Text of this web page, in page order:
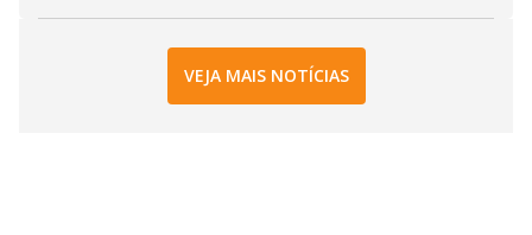
VEJA MAIS NOTÍCIAS